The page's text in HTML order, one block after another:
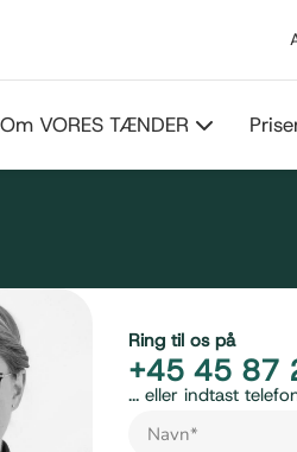
Om VORES TÆNDER
Ring til os på
+45 45 87
... eller indtast